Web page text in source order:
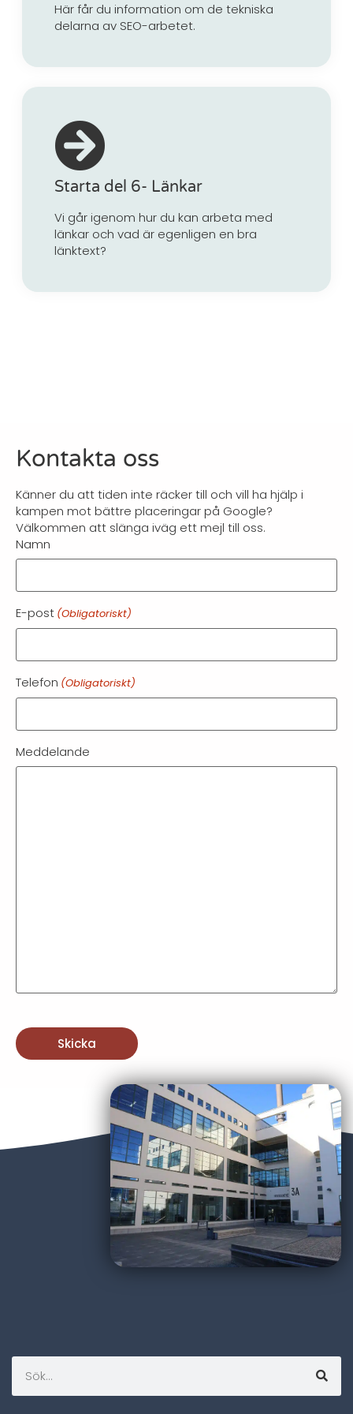
Här får du information om de tekniska
delarna av SEO-arbetet.
Starta del 6- Länkar
Vi går igenom hur du kan arbeta med
länkar och vad är egenligen en bra
länktext?
Kontakta oss
Känner du att tiden inte räcker till och vill ha hjälp i
kampen mot bättre placeringar på Google?
Välkommen att slänga iväg ett mejl till oss.
Namn
E-post (Obligatoriskt)
Telefon (Obligatoriskt)
Meddelande